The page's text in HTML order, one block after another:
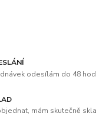
odesílám do 48
mám skutečně